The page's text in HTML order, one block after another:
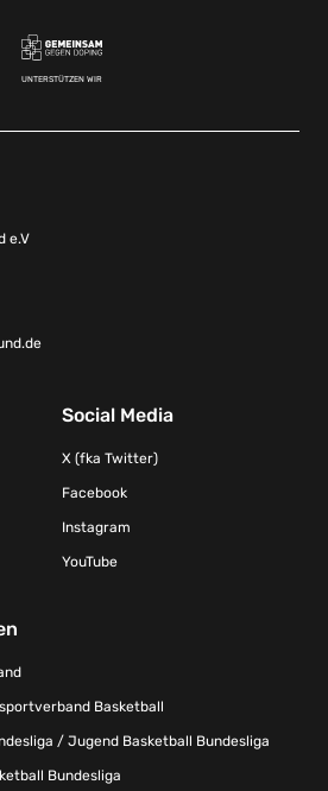
UNTERSTÜTZEN WIR
e.V
Social Media
X (fka Twitter)
Facebook
Instagram
YouTube
Basketball
/ Jugend Basketball Bundesliga
Bundesliga